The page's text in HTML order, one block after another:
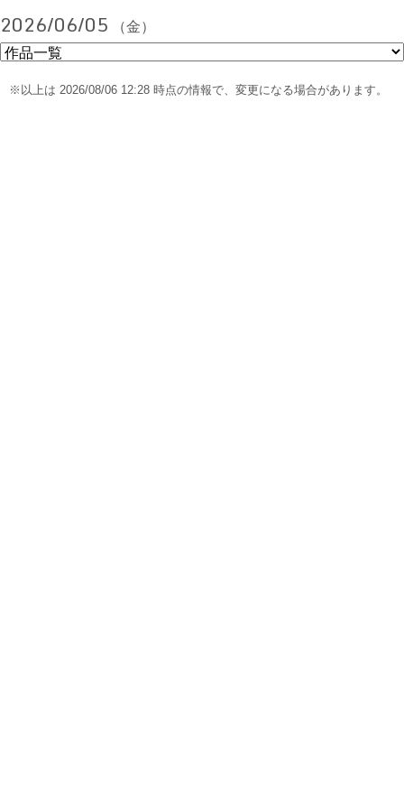
2026/06/05 （金）
※以上は 2026/08/06 12:28 時点の情報で、変更になる場合があります。